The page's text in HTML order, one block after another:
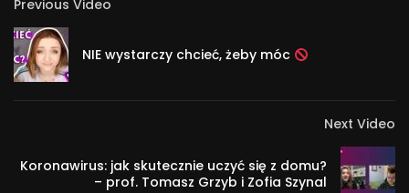
Previous Video
NIE wystarczy chcieć, żeby móc
Next Video
Koronawirus: jak skutecznie uczyć się z domu?
– prof. Tomasz Grzyb i Zofia Szynal